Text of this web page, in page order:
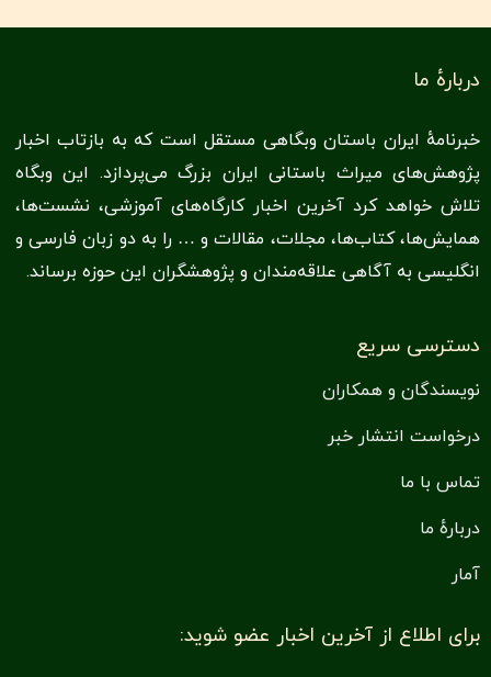
دربارهٔ ما
خبرنامهٔ ایران باستان وبگاهی مستقل است که به بازتاب اخبار
پژوهش‌های میراث باستانی ایران بزرگ می‌پردازد. این وبگاه
تلاش خواهد کرد آخرین اخبار کارگاه‌های آموزشی، نشست‌ها،
همایش‌ها، کتاب‌ها‌،‌ مجلات، مقالات و … را به دو زبان فارسی و
انگلیسی به آگاهی علاقه‌مندان و پژوهشگران این حوزه برساند.
دسترسی سریع
نویسندگان و همکاران
درخواست انتشار خبر
تماس با ما
دربارهٔ ما
آمار
برای اطلاع از آخرین اخبار عضو شوید: